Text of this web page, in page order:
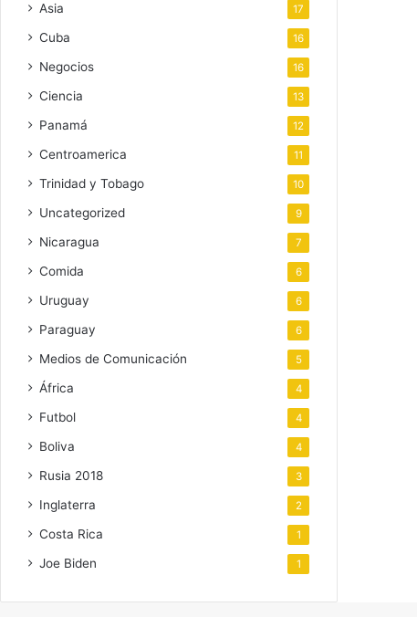
Asia 17
Cuba 16
Negocios 16
Ciencia 13
Panamá 12
Centroamerica 11
Trinidad y Tobago 10
Uncategorized 9
Nicaragua 7
Comida 6
Uruguay 6
Paraguay 6
Medios de Comunicación 5
África 4
Futbol 4
Boliva 4
Rusia 2018 3
Inglaterra 2
Costa Rica 1
Joe Biden 1